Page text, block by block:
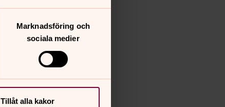
Marknadsföring och
sociala medier
Tillåt alla kakor